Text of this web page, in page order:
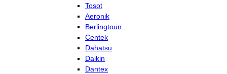
Tosot
Aeronik
Berlingtoun
Centek
Dahatsu
Daikin
Dantex